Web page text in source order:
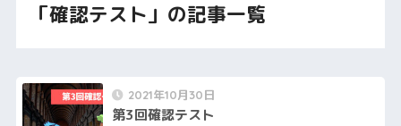
「確認テスト」の記事一覧
2021年10月30日
第3回確認テスト